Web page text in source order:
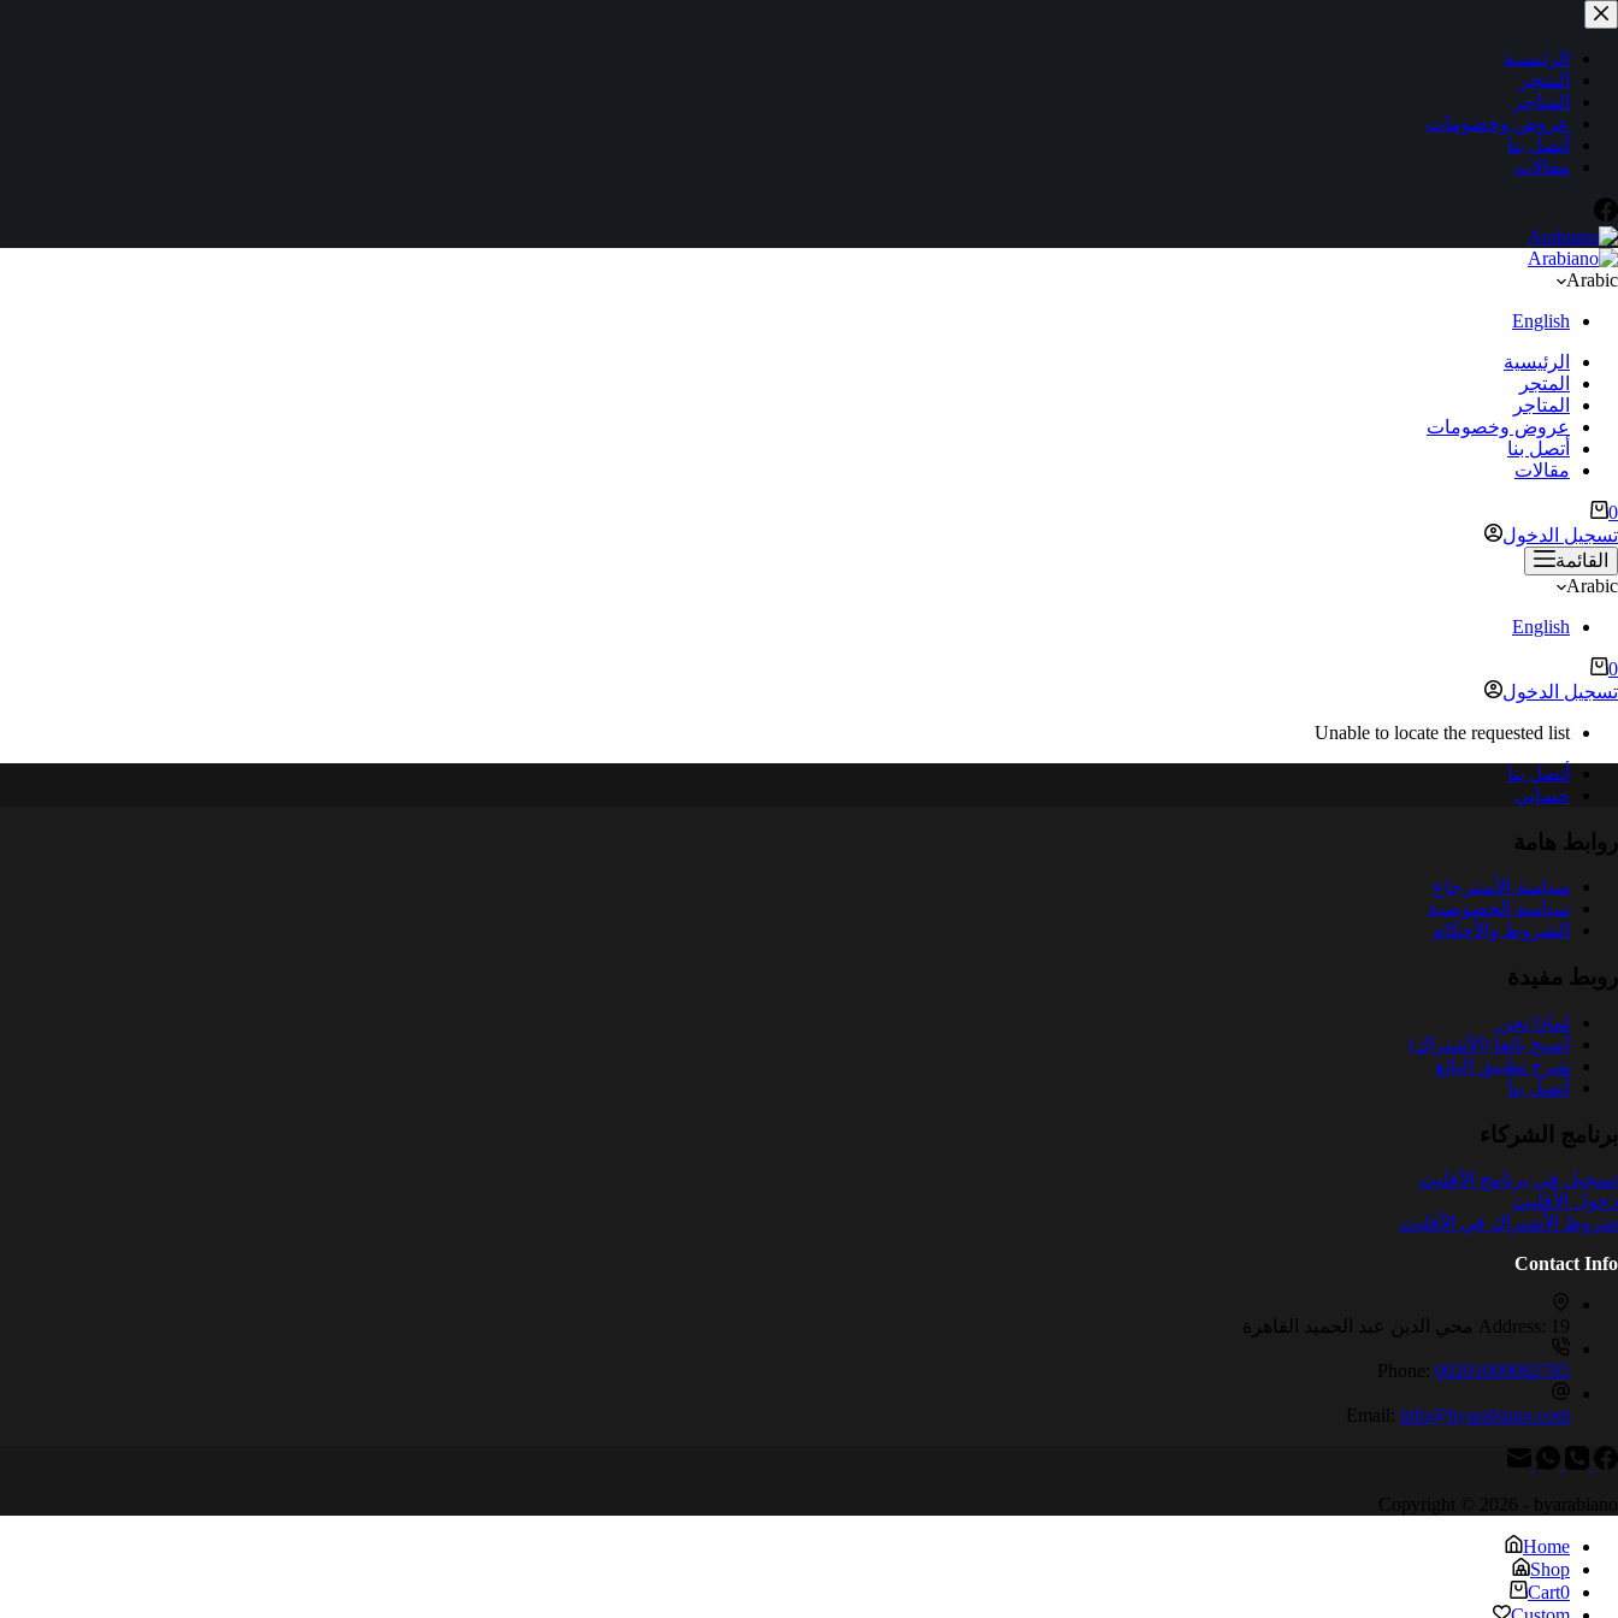
التجاوز
إلى
المحتوىالرئيسية
المتجر
المتاجر
عروض وخصومات
أتصل بنا
مقالات
Arabic
English
الرئيسية
المتجر
المتاجر
عروض وخصومات
أتصل بنا
مقالات
عربة
التسوق
0
تسجيل الدخول
القائمة
Arabic
English
عربة
التسوق
0
تسجيل الدخول
Unable to locate the requested list
أتصل بنا
حسابي
روابط هامة
سياسة الأسترجاع
سياسة الخصوصية
الشروط والأحكام
روبط مفيدة
لماذا نحن
أصبح بائعا (الأشتراك)
شرح تطبيق البائع
أتصل بنا
برنامج الشركاء
تسجيل في برنامج الأفليت
دخول الأفليت
شروط الأشتراك في الأفليت
Contact Info
Address: 19 محي الدين عبد الحميد القاهرة
Phone: 00201009082785
Email: info@byarabiano.com
Copyright © 2026 - byarabiano
Home
Shop
Cart0